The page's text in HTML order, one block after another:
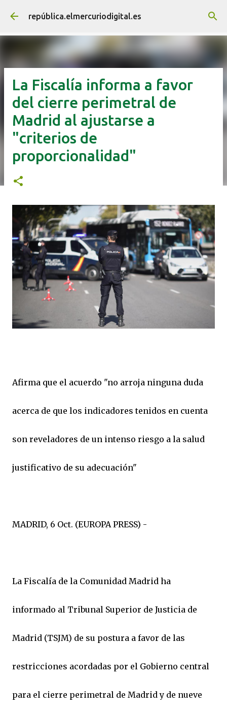
Ir al contenido principal
república.elmercuriodigital.es
La Fiscalía informa a favor
del cierre perimetral de
Madrid al ajustarse a
"criterios de
proporcionalidad"
Afirma que el acuerdo "no arroja ninguna duda
acerca de que los indicadores tenidos en cuenta
son reveladores de un intenso riesgo a la salud
justificativo de su adecuación"
MADRID, 6 Oct. (EUROPA PRESS) -
La Fiscalía de la Comunidad Madrid ha
informado al Tribunal Superior de Justicia de
Madrid (TSJM) de su postura a favor de las
restricciones acordadas por el Gobierno central
para el cierre perimetral de Madrid y de nueve